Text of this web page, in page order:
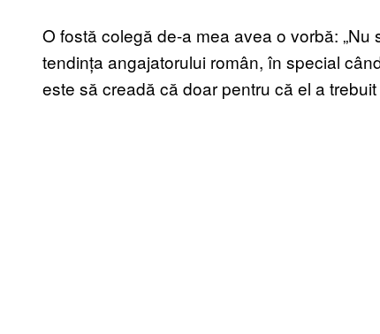
O fostă colegă de-a mea avea o vorbă:
tendința angajatorului român, în special
este să creadă că doar pentru că el a